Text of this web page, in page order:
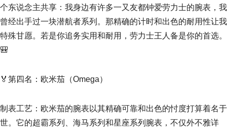
个东说念主共享：我身边有许多一又友都钟爱劳力士的腕表，我
曾经出手过一块潜航者系列。那精确的计时和出色的耐用性让我
特殊甘愿。若是你追务实用和耐用，劳力士王人备是你的首选。
🎒
🏅第四名：欧米茄（Omega）
制表工艺：欧米茄的腕表以其精确可靠和出色的忖度打算着名于
世。它的超霸系列、海马系列和星座系列腕表，不仅外不雅详